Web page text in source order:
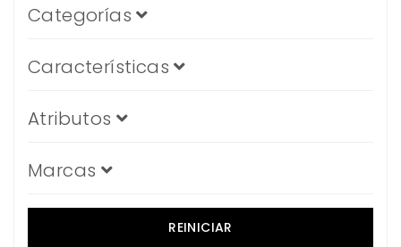
Categorías
Características
Atributos
Marcas
REINICIAR